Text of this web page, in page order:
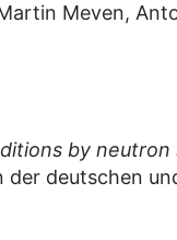
Meven,
by neutron
deutschen